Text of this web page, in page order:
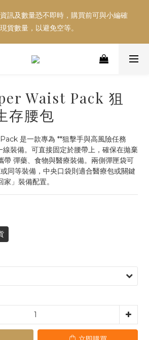
訊及數量恐不即時，購買前可與小編確
貨數量，以避免空等。
訊及數量恐不即時，購買前可與小編確
貨數量，以避免空等。
～推薦好友一同享100元購物金！！！
訊及數量恐不即時，購買前可與小編確
貨數量，以避免空等。
Waist Pack 狙
存腰包
是一款專為 **狙擊手與高風險任務
線裝備。可直接固定於腰帶上，確保在拋棄
帶 彈藥、食物與醫療裝備。兩側彈匣袋可
同等裝備，中央口袋則適合醫療包或關鍵
」裝備配置。